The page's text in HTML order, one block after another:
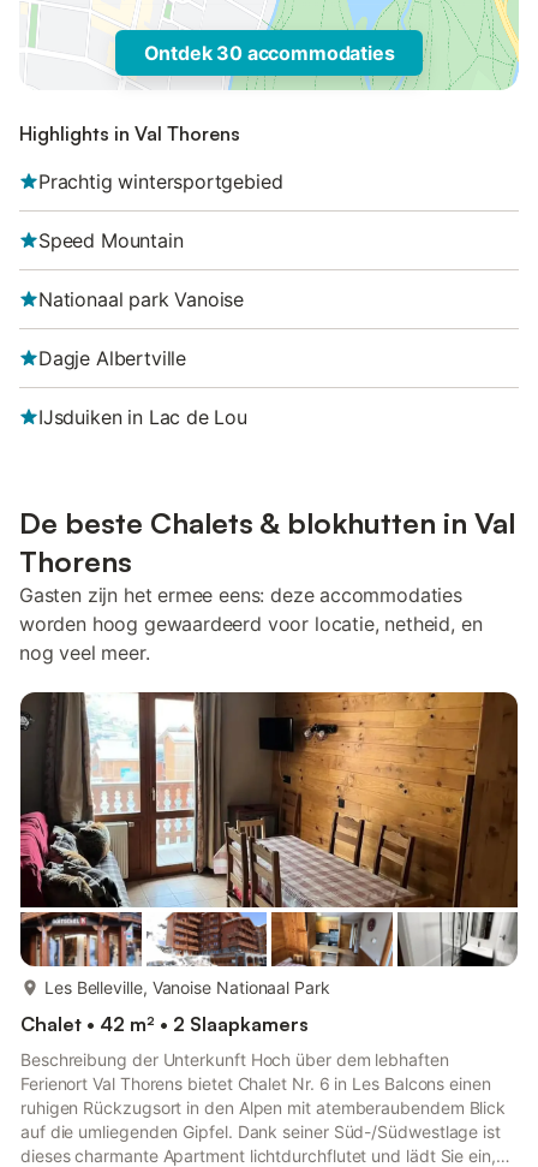
Ontdek 30 accommodaties
Highlights in Val Thorens
Prachtig wintersportgebied
Speed Mountain
Nationaal park Vanoise
Dagje Albertville
IJsduiken in Lac de Lou
De beste Chalets & blokhutten in Val
Thorens
Gasten zijn het ermee eens: deze accommodaties
worden hoog gewaardeerd voor locatie, netheid, en
nog veel meer.
Les Belleville, Vanoise Nationaal Park
Chalet • 42 m² • 2 Slaapkamers
Beschreibung der Unterkunft Hoch über dem lebhaften
Ferienort Val Thorens bietet Chalet Nr. 6 in Les Balcons einen
ruhigen Rückzugsort in den Alpen mit atemberaubendem Blick
auf die umliegenden Gipfel. Dank seiner Süd-/Südwestlage ist
dieses charmante Apartment lichtdurchflutet und lädt Sie ein,